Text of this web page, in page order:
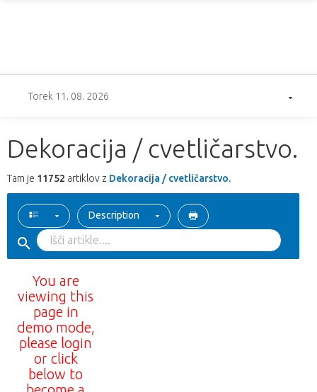
Torek 11. 08. 2026
Dekoracija / cvetličarstvo.
Tam je 11752 artiklov z Dekoracija / cvetličarstvo.
Description
You are
viewing this
page in
demo mode,
please login
or click
below to